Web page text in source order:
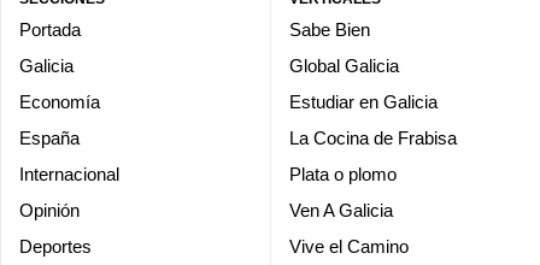
Portada
Galicia
Economía
España
Internacional
Opinión
Deportes
Sabe Bien
Global Galicia
Estudiar en Galicia
La Cocina de Frabisa
Plata o plomo
Ven A Galicia
Vive el Camino